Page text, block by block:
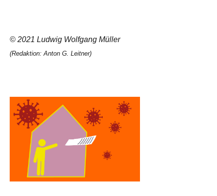
© 2021 Ludwig Wolfgang Müller
(Redaktion: Anton G. Leitner)